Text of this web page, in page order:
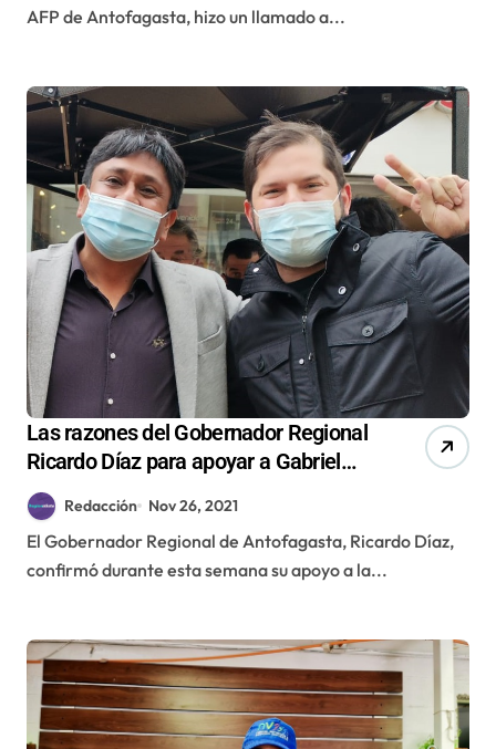
AFP de Antofagasta, hizo un llamado a...
Las razones del Gobernador Regional
Ricardo Díaz para apoyar a Gabriel
Boric en segunda vuelta
Redacción Nov 26, 2021
El Gobernador Regional de Antofagasta, Ricardo Díaz,
confirmó durante esta semana su apoyo a la...